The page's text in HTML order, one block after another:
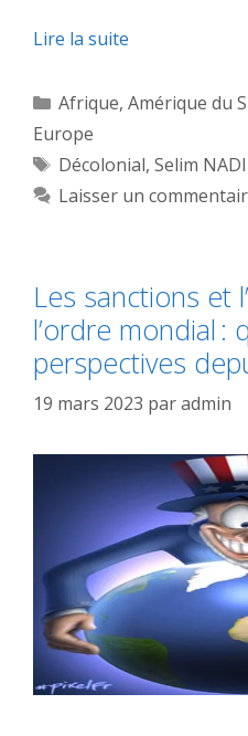
Lire la suite
Catégories
Afrique, Amérique du
Europe
Étiquettes
Décolonial, Selim NADI
Laisser un
Les sanctions et
l’ordre mondial :
perspectives
19 mars 2023 paradmin